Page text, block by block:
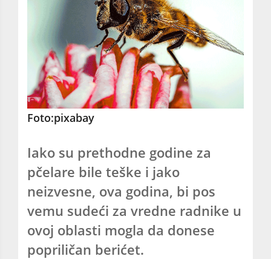
Foto:pixabay
Iako su prethodne godine za
pčelare bile teške i jako
neizvesne, ova godina, bi pos
vemu sudeći za vredne radnike u
ovoj oblasti mogla da donese
popriličan berićet.